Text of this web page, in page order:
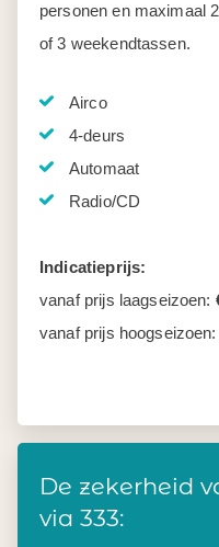
personen en maximaal
of 3 weekendtassen.
Airco
4-deurs
Automaat
Radio/CD
Indicatieprijs:
vanaf prijs laagseizoen:
vanaf prijs hoogseizoen:
De zekerheid
via 333: